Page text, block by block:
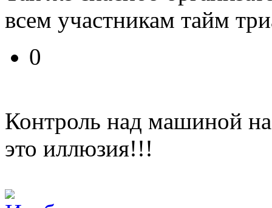
всем участникам тайм
0
Контроль над машиной
это иллюзия!!!